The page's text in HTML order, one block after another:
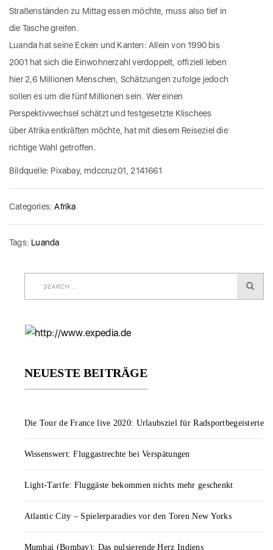
Straßenständen zu Mittag essen möchte, muss also tief in
die Tasche greifen.
Luanda hat seine Ecken und Kanten: Allein von 1990 bis
2001 hat sich die Einwohnerzahl verdoppelt, offiziell leben
hier 2,6 Millionen Menschen, Schätzungen zufolge jedoch
sollen es um die fünf Millionen sein. Wer einen
Perspektivwechsel schätzt und festgesetzte Klischees
über Afrika entkräften möchte, hat mit diesem Reiseziel die
richtige Wahl getroffen.
Bildquelle: Pixabay, mdccruz01, 2141661
Categories:Afrika
Tags: Luanda
NEUESTE BEITRÄGE
Die Tour de France live 2020: Urlaubsziel für Radsportbegeisterte
Wissenswert: Fluggastrechte bei Verspätungen
Light-Tarife: Fluggäste bekommen nichts mehr geschenkt
Atlantic City – Spielerparadies vor den Toren New Yorks
Mumbai (Bombay): Das pulsierende Herz Indiens